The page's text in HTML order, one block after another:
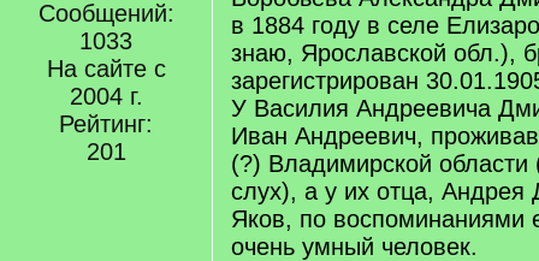
Сообщений:
1033
На сайте с
2004 г.
Рейтинг:
201
в 1884 году в селе
знаю, Ярославской обл.),
зарегистрирован
У Василия Андреевича
Иван Андреевич,
(?) Владимирской области
слух), а у их отца, Андрея
Яков, по воспоминаниями
очень умный человек.